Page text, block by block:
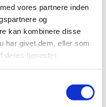
vores partnere inden
og
kan kombinere disse
har givet dem, eller som
deres tjenester.